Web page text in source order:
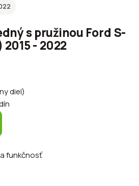
s pružinou Ford S-
2015 - 2022
diel)
funkčnosť